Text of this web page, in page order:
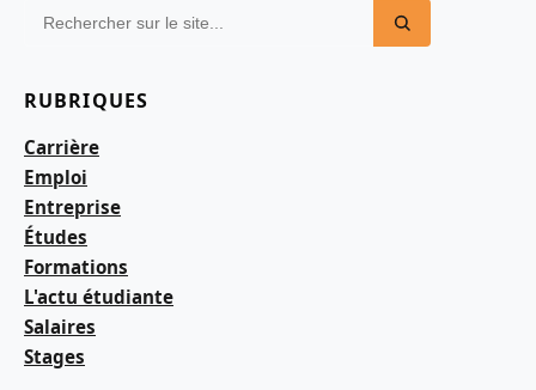
RUBRIQUES
Carrière
Emploi
Entreprise
Études
Formations
L'actu étudiante
Salaires
Stages